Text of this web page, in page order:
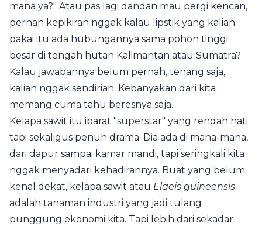
mana ya?" Atau pas lagi dandan mau pergi kencan,
pernah kepikiran nggak kalau lipstik yang kalian
pakai itu ada hubungannya sama pohon tinggi
besar di tengah hutan Kalimantan atau Sumatra?
Kalau jawabannya belum pernah, tenang saja,
kalian nggak sendirian. Kebanyakan dari kita
memang cuma tahu beresnya saja.
Kelapa sawit itu ibarat "superstar" yang rendah hati
tapi sekaligus penuh drama. Dia ada di mana-mana,
dari dapur sampai kamar mandi, tapi seringkali kita
nggak menyadari kehadirannya. Buat yang belum
kenal dekat, kelapa sawit atau Elaeis guineensis
adalah tanaman industri yang jadi tulang
punggung ekonomi kita. Tapi lebih dari sekadar